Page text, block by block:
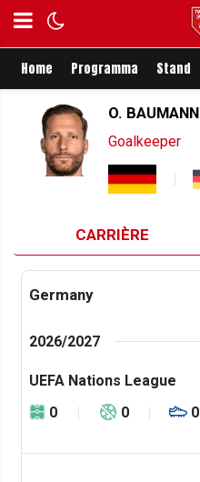
Home Programma Stand
O. BAUMANN
Goalkeeper
CARRIÈRE
Germany
2026/2027
UEFA Nations League
0
0 0